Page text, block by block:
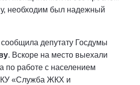
необходим был надежный
депутату Госдумы
. Вскоре на место выехали
по работе с населением
«Служба ЖКХ и